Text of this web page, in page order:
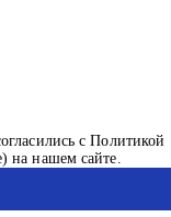
с Политикой
на нашем сайте.